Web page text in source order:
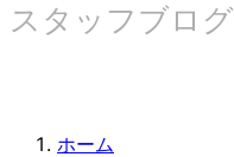
スタッフブログ
ホーム